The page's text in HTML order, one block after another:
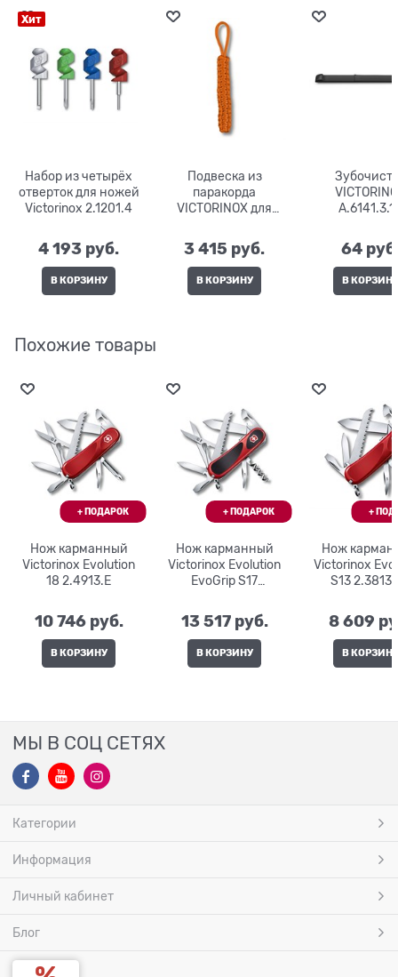
Хит
Набор из четырёх
отверток для ножей
Victorinox 2.1201.4
4 193 руб.
В КОРЗИНУ
Подвеска из
паракорда
VICTORINOX для
Pro M 4.1875.9
3 415 руб.
В КОРЗИНУ
64
В КОРЗИНУ
Похожие товары
Нож карманный
Victorinox Evolution
18 2.4913.E
10 746 руб.
В КОРЗИНУ
Нож карманный
Victorinox Evolution
EvoGrip S17
13 517 руб.
В КОРЗИНУ
Нож
Victorinox
S13
8 609
В КОРЗИНУ
МЫ В СОЦ СЕТЯХ
Категории
Информация
Личный кабинет
Блог